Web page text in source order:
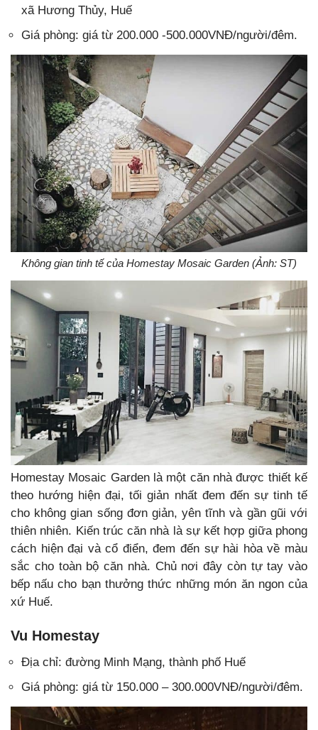
xã Hương Thủy, Huế
Giá phòng: giá từ 200.000 -500.000VNĐ/người/đêm.
Không gian tinh tế của Homestay Mosaic Garden (Ảnh: ST)
Homestay Mosaic Garden là một căn nhà được thiết kế
theo hướng hiện đại, tối giản nhất đem đến sự tinh tế
cho không gian sống đơn giản, yên tĩnh và gần gũi với
thiên nhiên. Kiến trúc căn nhà là sự kết hợp giữa phong
cách hiện đại và cổ điển, đem đến sự hài hòa về màu
sắc cho toàn bộ căn nhà. Chủ nơi đây còn tự tay vào
bếp nấu cho bạn thưởng thức những món ăn ngon của
xứ Huế.
Vu Homestay
Địa chỉ: đường Minh Mạng, thành phố Huế
Giá phòng: giá từ 150.000 – 300.000VNĐ/người/đêm.